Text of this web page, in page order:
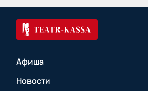
Афиша
Новости